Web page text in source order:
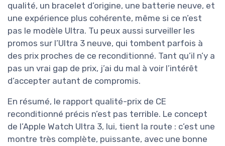
qualité, un bracelet d’origine, une batterie neuve, et
une expérience plus cohérente, même si ce n’est
pas le modèle Ultra. Tu peux aussi surveiller les
promos sur l’Ultra 3 neuve, qui tombent parfois à
des prix proches de ce reconditionné. Tant qu’il n’y a
pas un vrai gap de prix, j’ai du mal à voir l’intérêt
d’accepter autant de compromis.
En résumé, le rapport qualité-prix de CE
reconditionné précis n’est pas terrible. Le concept
de l’Apple Watch Ultra 3, lui, tient la route : c’est une
montre très complète, puissante, avec une bonne